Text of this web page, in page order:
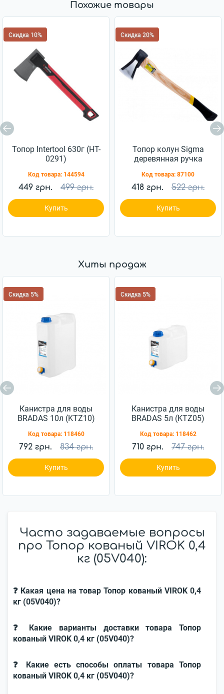
Похожие товары
Скидка 10%
Топор Intertool 630г (HT-
0291)
Код товара: 144594
449 грн. 499 грн.
Купить
Скидка 20%
Топор колун Sigma
деревянная ручка
(4322331)
Код товара: 87100
418 грн. 522 грн.
Купить
Хиты продаж
Скидка 5%
Канистра для воды
BRADAS 10л (KTZ10)
Код товара: 118460
792 грн. 834 грн.
Купить
Скидка 5%
Канистра для воды
BRADAS 5л (KTZ05)
Код товара: 118462
710 грн. 747 грн.
Купить
Часто задаваемые вопросы
про Топор кованый VIROK 0,4
кг (05V040):
❓ Какая цена на товар Топор кованый VIROK 0,4
кг (05V040)?
❓ Какие варианты доставки товара Топор
кованый VIROK 0,4 кг (05V040)?
❓ Какие есть способы оплаты товара Топор
кованый VIROK 0,4 кг (05V040)?